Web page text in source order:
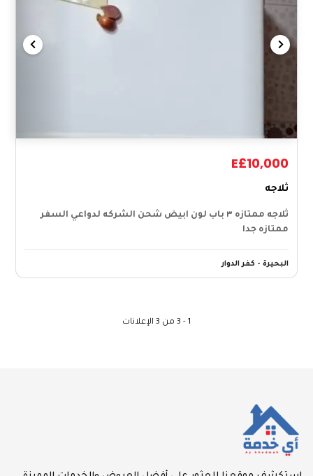
ثلاجه
ثلاجه ممتازه ٣ باب لون ابيض شحن الشركه لدواعي السفر
ممتازه جدا
البحيرة - كفر الدوار
E£10,000
1 - 3 من 3 الإعلانات